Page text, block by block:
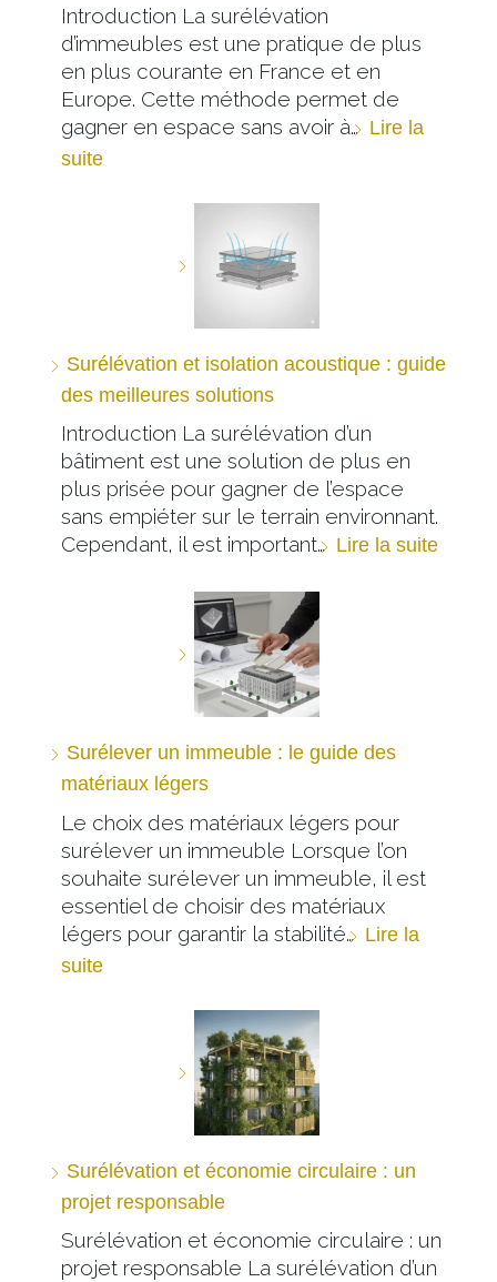
Introduction La surélévation
d’immeubles est une pratique de plus
en plus courante en France et en
Europe. Cette méthode permet de
gagner en espace sans avoir à… Lire la
suite
Surélévation et isolation acoustique : guide
des meilleures solutions
Introduction La surélévation d’un
bâtiment est une solution de plus en
plus prisée pour gagner de l’espace
sans empiéter sur le terrain environnant.
Cependant, il est important… Lire la suite
Surélever un immeuble : le guide des
matériaux légers
Le choix des matériaux légers pour
surélever un immeuble Lorsque l’on
souhaite surélever un immeuble, il est
essentiel de choisir des matériaux
légers pour garantir la stabilité… Lire la
suite
Surélévation et économie circulaire : un
projet responsable
Surélévation et économie circulaire : un
projet responsable La surélévation d’un